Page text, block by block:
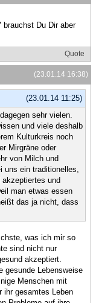
brauchst Du Dir aber
Quote
(23.01.14 16:38)
(23.01.14 11:25)
sehr vielen.
und viele deshalb
Kulturkreis noch
Mirgräne oder
von Milch und
uns ein traditionelles,
und
man etwas essen
das ja nicht, dass
was ich mir so
sind nicht nur
akzeptiert.
gesunde Lebensweise
Menschen mit
ihr gesamtes Leben